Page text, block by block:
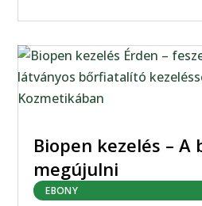
Biopen kezelés – A
megújulni
EBONY